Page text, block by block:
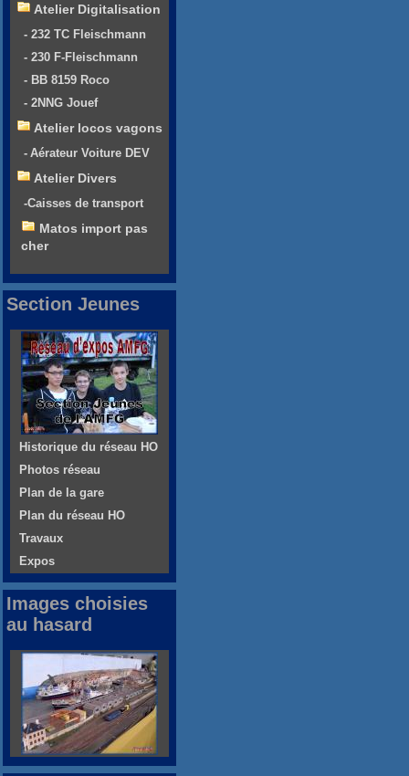
Atelier Digitalisation
- 232 TC Fleischmann
- 230 F-Fleischmann
- BB 8159 Roco
- 2NNG Jouef
Atelier locos vagons
- Aérateur Voiture DEV
Atelier Divers
-Caisses de transport
Matos import pas
cher
Section Jeunes
Historique du réseau HO
Photos réseau
Plan de la gare
Plan du réseau HO
Travaux
Expos
Images choisies
au hasard